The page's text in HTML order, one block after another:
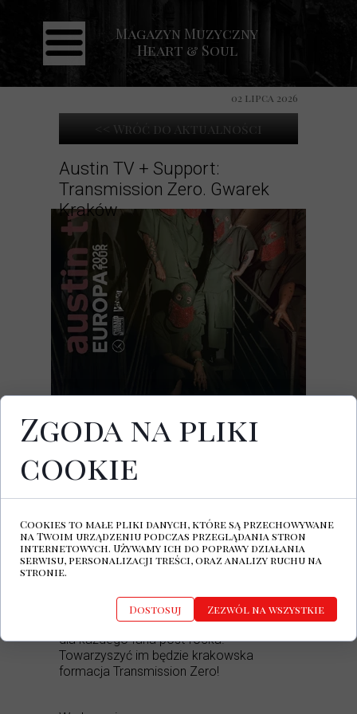
Strona główna
Aktualności
Koncerty
Galeria
Kontakt
Magazyn Muzyczny
Heart & Soul
Austin TV + Support:
Transmission Zero. Gwarek
Kraków
<< Wróć do Aktualności
02 lipca 2026
02.07.2026
Klub Gwarek Kraków, ul. Reymonta 17
Bilety -Kliknij i kup bilet.
Post-rockowa legenda ameryki łacińskiej
po raz pierwszy w Polsce! AUSTIN TV, już
Klubu Gwarek. Będzie to jedyny koncert w
Polsce tej formacji, obowiązkowa pozycja
dla każdego fana post-rocka!
Towarzyszyć im będzie krakowska
formacja Transmission Zero!
Zgoda na pliki
cookie
Cookies to małe pliki danych, które są przechowywane
na Twoim urządzeniu podczas przeglądania stron
internetowych. Używamy ich do poprawy działania
serwisu, personalizacji treści, oraz analizy ruchu na
stronie.
Dostosuj Zezwól na wszystkie